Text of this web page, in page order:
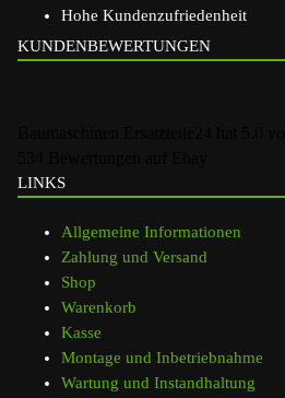
Hohe Kundenzufriedenheit
KUNDENBEWERTUNGEN
LINKS
Allgemeine Informationen
Zahlung und Versand
Shop
Warenkorb
Kasse
Montage und Inbetriebnahme
Wartung und Instandhaltung